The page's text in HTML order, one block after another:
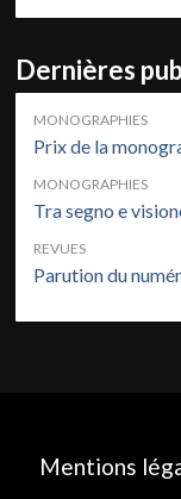
Dernières
MONOGRAPHIES
Prix de la
MONOGRAPHIES
Tra segno e
REVUES
Parution du
Mentions